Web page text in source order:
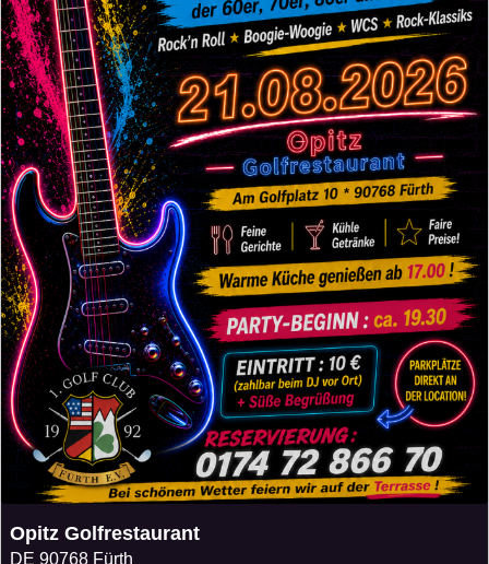
Opitz Golfrestaurant
DE 90768 Fürth